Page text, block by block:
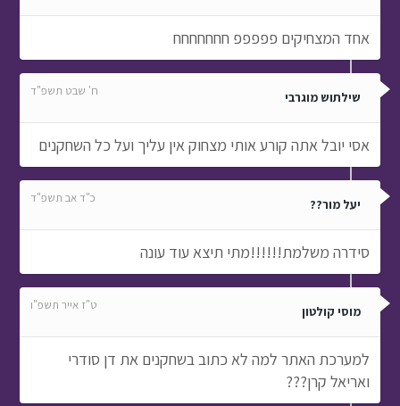
אחד המצחיקים פפפפפ חחחחחחח
שילתוש מוגרבי ח' שבט תשפ"ד
אסי יובל אתה קורע אותי מצחוק אין עליך ועל כל השחקנים
יעל מור?? כ"ד אב תשפ"ד
סידרה משלמת!!!!!!מתי תיצא עוד עונה
מוסי קולטון ט"ז אייר תשפ"ו
למערכת האתר למה לא כתוב בשחקנים את דן סודרי
ואריאל קרן???